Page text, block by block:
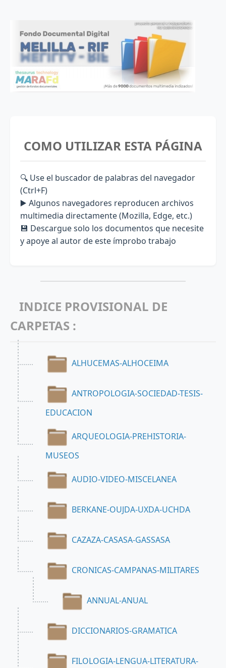
COMO UTILIZAR ESTA PÁGINA
🔍 Use el buscador de palabras del navegador
(Ctrl+F)
▶️ Algunos navegadores reproducen archivos
multimedia directamente (Mozilla, Edge, etc.)
💾 Descargue solo los documentos que necesite
y apoye al autor de este ímprobo trabajo
INDICE PROVISIONAL DE
CARPETAS :
ALHUCEMAS-ALHOCEIMA
ANTROPOLOGIA-SOCIEDAD-TESIS-
EDUCACION
ARQUEOLOGIA-PREHISTORIA-
MUSEOS
AUDIO-VIDEO-MISCELANEA
BERKANE-OUJDA-UXDA-UCHDA
CAZAZA-CASASA-GASSASA
CRONICAS-CAMPANAS-MILITARES
ANNUAL-ANUAL
DICCIONARIOS-GRAMATICA
FILOLOGIA-LENGUA-LITERATURA-